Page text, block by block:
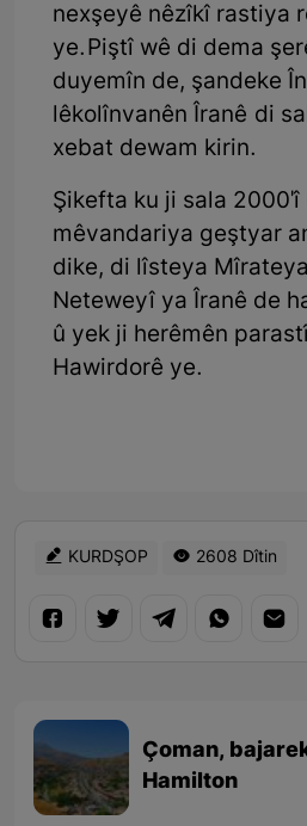
nexşeyê nêzîkî rastiya
ye. Piştî wê di dema
duyemîn de, şandeke
lêkolînvanên Îranê di
xebat dewam kirin.
Şikefta ku ji sala 2000'î
mêvandariya geştyar
dike, di lîsteya
Neteweyî ya Îranê de
û yek ji herêmên
Hawirdorê ye.
KURDŞOP 2608 Dîtin
Çoman,
Hamilton